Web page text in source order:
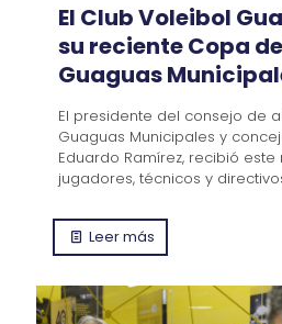
El Club Voleibol
su reciente Copa
Guaguas
El presidente del consejo de
Guaguas Municipales y
Eduardo Ramírez, recibió
jugadores, técnicos y
Leer más